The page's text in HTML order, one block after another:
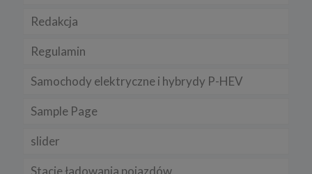
Redakcja
Regulamin
Samochody elektryczne i hybrydy P-HEV
Sample Page
slider
Stacje ładowania pojazdów